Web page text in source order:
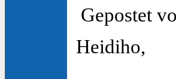
Gepostet
Heidiho,